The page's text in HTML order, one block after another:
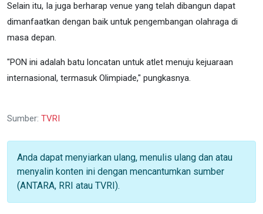
Selain itu, Ia juga berharap venue yang telah dibangun dapat
dimanfaatkan dengan baik untuk pengembangan olahraga di
masa depan.
"PON ini adalah batu loncatan untuk atlet menuju kejuaraan
internasional, termasuk Olimpiade," pungkasnya.
Sumber: TVRI
Anda dapat menyiarkan ulang, menulis ulang dan atau
menyalin konten ini dengan mencantumkan sumber
(ANTARA, RRI atau TVRI).